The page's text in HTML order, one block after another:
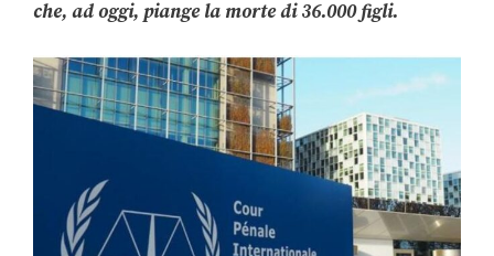
che, ad oggi, piange la morte di 36.000 figli.